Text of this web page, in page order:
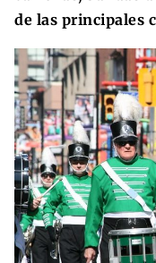
de las principales